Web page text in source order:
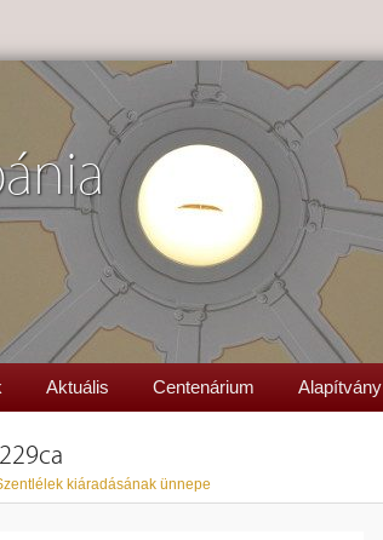
Aktuális Centenárium Alapítvány
kiáradásának ünnepe